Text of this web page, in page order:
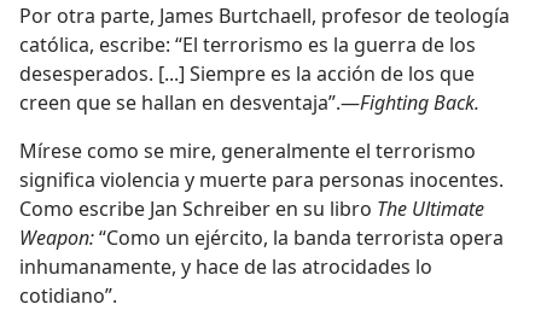
Por otra parte, James Burtchaell, profesor de teología
católica, escribe: “El terrorismo es la guerra de los
desesperados. [...] Siempre es la acción de los que
creen que se hallan en desventaja”.—Fighting Back.
Mírese como se mire, generalmente el terrorismo
significa violencia y muerte para personas inocentes.
Como escribe Jan Schreiber en su libro The Ultimate
Weapon:“Como un ejército, la banda terrorista opera
inhumanamente, y hace de las atrocidades lo
cotidiano”.